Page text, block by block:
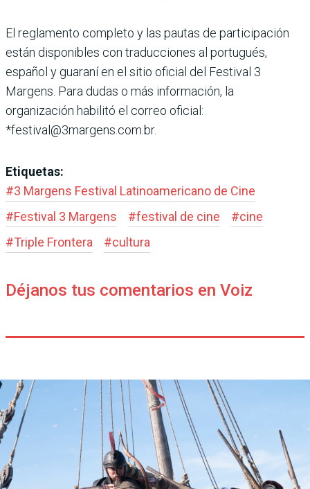
El reglamento completo y las pautas de participación
están disponibles con traducciones al portugués,
español y guaraní en el sitio oficial del Festival 3
Margens. Para dudas o más información, la
organización habilitó el correo oficial:
*festival@3margens.com.br.
Etiquetas:
#3 Margens Festival Latinoamericano de Cine
#Festival 3 Margens #festival de cine #cine
#Triple Frontera #cultura
Déjanos tus comentarios en Voiz